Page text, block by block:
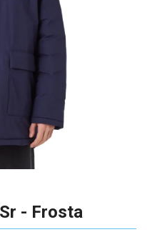
- Frosta